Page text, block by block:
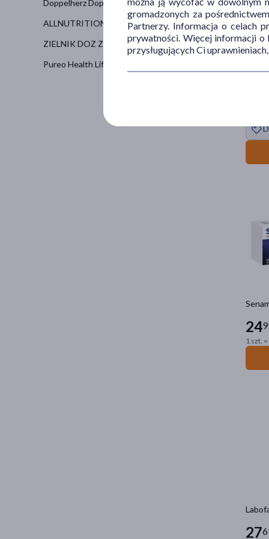
DOZ
24
1 szt.
27
Doppelherz Doppelherz Aktiv (2)
ALLNUTRITION AllDeynn(2)
ZIELNIK DOZ Zioła w tabletkach(1)
Pureo Health Life Balance
gromadzonych za
Partnerzy. Informacja o celach
prywatności. Więcej informacji o
przysługujących Ci